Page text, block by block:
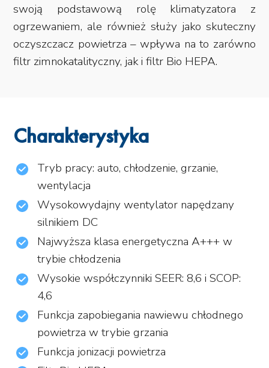
swoją podstawową rolę klimatyzatora z
ogrzewaniem, ale również służy jako skuteczny
oczyszczacz powietrza – wpływa na to zarówno
filtr zimnokatalityczny, jak i filtr Bio HEPA.
Charakterystyka
Tryb pracy: auto, chłodzenie, grzanie,
wentylacja
Wysokowydajny wentylator napędzany
silnikiem DC
Najwyższa klasa energetyczna A+++ w
trybie chłodzenia
Wysokie współczynniki SEER: 8,6 i SCOP:
4,6
Funkcja zapobiegania nawiewu chłodnego
powietrza w trybie grzania
Funkcja jonizacji powietrza